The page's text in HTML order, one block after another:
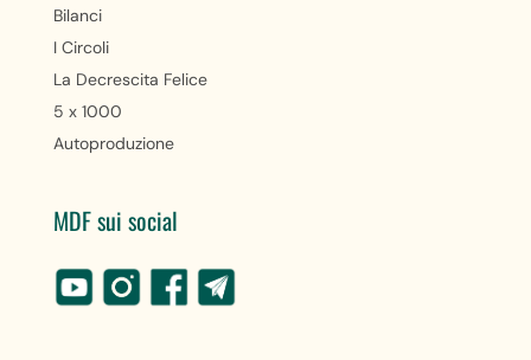
Bilanci
I Circoli
La Decrescita Felice
5 x 1000
Autoproduzione
MDF sui social